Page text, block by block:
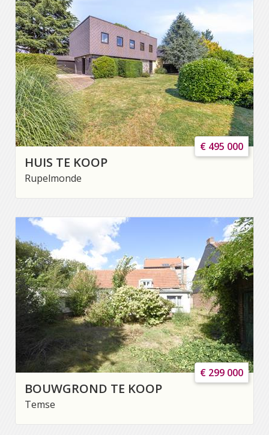
HUIS TE KOOP
Rupelmonde
€ 495 000
BOUWGROND TE KOOP
Temse
€ 299 000